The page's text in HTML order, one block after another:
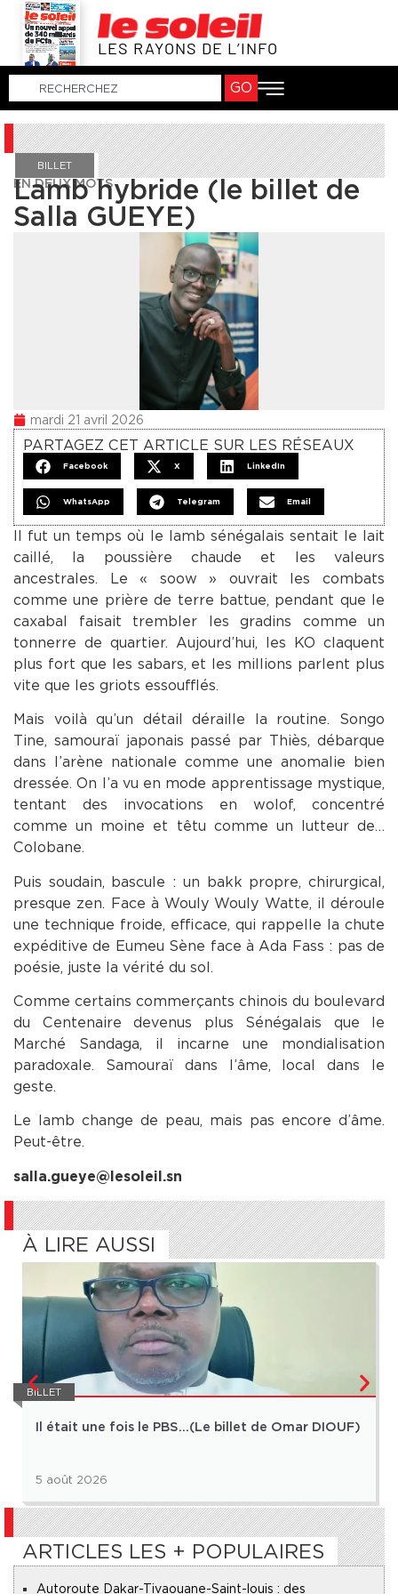
LES RAYONS DE L’INFO
GO
BILLET
EN DEUX MOTS
Lamb hybride (le billet de
Salla GUEYE)
mardi 21 avril 2026
PARTAGEZ CET ARTICLE SUR LES RÉSEAUX
Facebook X LinkedIn
WhatsApp Telegram Email
Il fut un temps où le lamb sénégalais sentait le lait
caillé, la poussière chaude et les valeurs
ancestrales. Le « soow » ouvrait les combats
comme une prière de terre battue, pendant que le
caxabal faisait trembler les gradins comme un
tonnerre de quartier. Aujourd’hui, les KO claquent
plus fort que les sabars, et les millions parlent plus
vite que les griots essoufflés.
Mais voilà qu’un détail déraille la routine. Songo
Tine, samouraï japonais passé par Thiès, débarque
dans l’arène nationale comme une anomalie bien
dressée. On l’a vu en mode apprentissage mystique,
tentant des invocations en wolof, concentré
comme un moine et têtu comme un lutteur de…
Colobane.
Puis soudain, bascule : un bakk propre, chirurgical,
presque zen. Face à Wouly Wouly Watte, il déroule
une technique froide, efficace, qui rappelle la chute
expéditive de Eumeu Sène face à Ada Fass : pas de
poésie, juste la vérité du sol.
Comme certains commerçants chinois du boulevard
du Centenaire devenus plus Sénégalais que le
Marché Sandaga, il incarne une mondialisation
paradoxale. Samouraï dans l’âme, local dans le
geste.
Le lamb change de peau, mais pas encore d’âme.
Peut-être.
salla.gueye@lesoleil.sn
À LIRE AUSSI
BILLET
Il était une fois le PBS…(Le billet de Omar DIOUF)
5 août 2026
ARTICLES LES + POPULAIRES
Autoroute Dakar-Tivaouane-Saint-louis : des